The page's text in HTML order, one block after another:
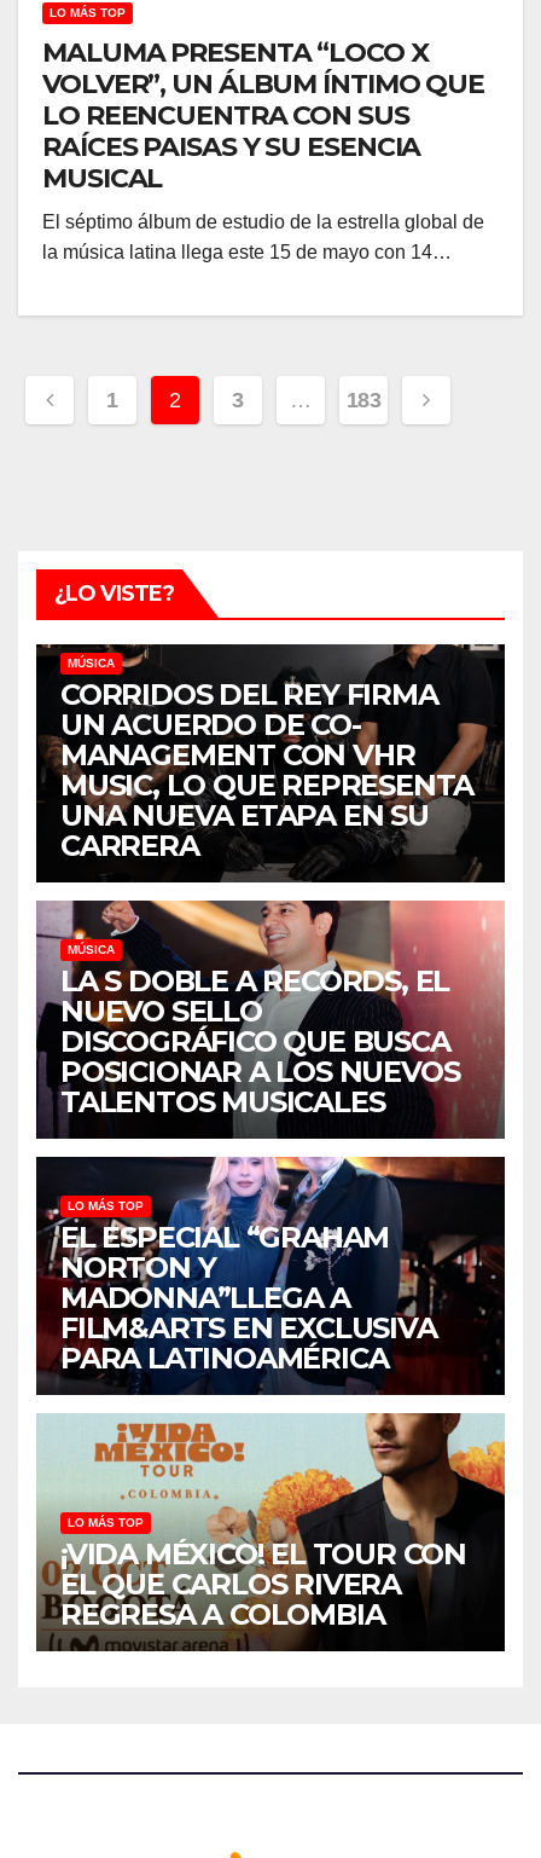
LO MÁS TOP
MALUMA PRESENTA “LOCO X
VOLVER”, UN ÁLBUM ÍNTIMO QUE
LO REENCUENTRA CON SUS
RAÍCES PAISAS Y SU ESENCIA
MUSICAL
El séptimo álbum de estudio de la estrella global de
la música latina llega este 15 de mayo con 14…
Navegación
1 2 3 … 183
¿LO VISTE?
MÚSICA
CORRIDOS DEL REY FIRMA
UN ACUERDO DE CO-
MANAGEMENT CON VHR
MUSIC, LO QUE REPRESENTA
UNA NUEVA ETAPA EN SU
CARRERA
MÚSICA
LA S DOBLE A RECORDS, EL
NUEVO SELLO
DISCOGRÁFICO QUE BUSCA
POSICIONAR A LOS NUEVOS
TALENTOS MUSICALES
LO MÁS TOP
EL ESPECIAL “GRAHAM
NORTON Y
MADONNA”LLEGA A
FILM&ARTS EN EXCLUSIVA
PARA LATINOAMÉRICA
LO MÁS TOP
¡VIDA MÉXICO! EL TOUR CON
EL QUE CARLOS RIVERA
REGRESA A COLOMBIA